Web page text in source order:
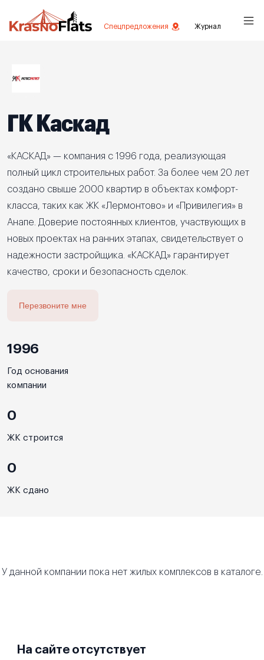
Спецпредложения Журнал
ГК Каскад
«КАСКАД» — компания с 1996 года, реализующая
полный цикл строительных работ. За более чем 20 лет
создано свыше 2000 квартир в объектах комфорт-
класса, таких как ЖК «Лермонтово» и «Привилегия» в
Анапе. Доверие постоянных клиентов, участвующих в
новых проектах на ранних этапах, свидетельствует о
надежности застройщика. «КАСКАД» гарантирует
качество, сроки и безопасность сделок.
Перезвоните мне
1996
Год основания
компании
0
ЖК строится
0
ЖК сдано
У данной компании пока нет жилых комплексов в каталоге.
На сайте отсутствует